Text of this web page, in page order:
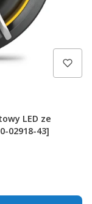
LED ze
02918-43]